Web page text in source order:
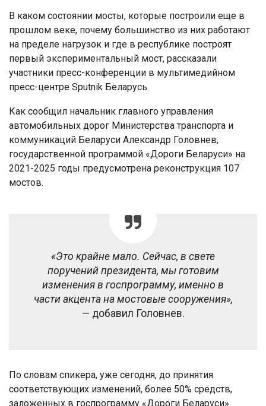
В каком состоянии мосты, которые построили еще в
прошлом веке, почему большинство из них работают
на пределе нагрузок и где в республике построят
первый экспериментальный мост, рассказали
участники пресс-конференции в мультимедийном
пресс-центре Sputnik Беларусь.
Как сообщил начальник главного управления
автомобильных дорог Министерства транспорта и
коммуникаций Беларуси Александр Головнев,
государственной программой «Дороги Беларуси» на
2021-2025 годы предусмотрена реконструкция 107
мостов.
«Это крайне мало. Сейчас, в свете
поручений президента, мы готовим
изменения в госпрограмму, именно в
части акцента на мостовые сооружения»,
— добавил Головнев.
По словам спикера, уже сегодня, до принятия
соответствующих изменений, более 50% средств,
заложенных в госпрограмму «Дороги Беларуси»